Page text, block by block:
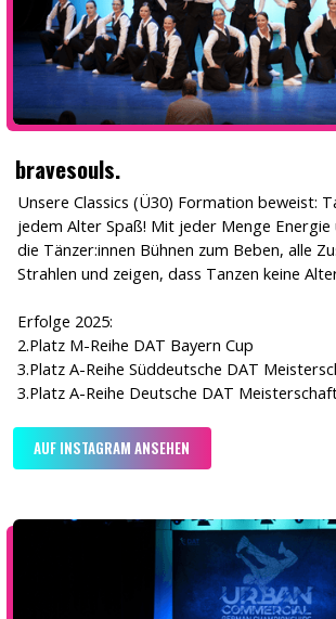
bravesouls.
Unsere Classics (Ü30) Formation beweist:
jedem Alter Spaß! Mit jeder Menge Energie
die Tänzer:innen Bühnen zum Beben, alle
Strahlen und zeigen, dass Tanzen keine
Erfolge 2025:
2.Platz M-Reihe DAT Bayern Cup
3.Platz A-Reihe Süddeutsche DAT
3.Platz A-Reihe Deutsche DAT
AUF INSTAGRAM ANSEHEN